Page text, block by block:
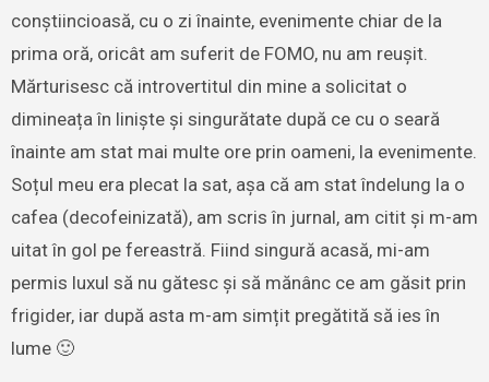
conștiincioasă, cu o zi înainte, evenimente chiar de la
prima oră, oricât am suferit de FOMO, nu am reușit.
Mărturisesc că introvertitul din mine a solicitat o
dimineața în liniște și singurătate după ce cu o seară
înainte am stat mai multe ore prin oameni, la evenimente.
Soțul meu era plecat la sat, așa că am stat îndelung la o
cafea (decofeinizată), am scris în jurnal, am citit și m-am
uitat în gol pe fereastră. Fiind singură acasă, mi-am
permis luxul să nu gătesc și să mănânc ce am găsit prin
frigider, iar după asta m-am simțit pregătită să ies în
lume 🙂